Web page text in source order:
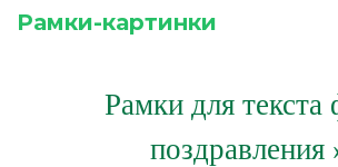
Рамки-картинки
Рамки для текста
поздравления